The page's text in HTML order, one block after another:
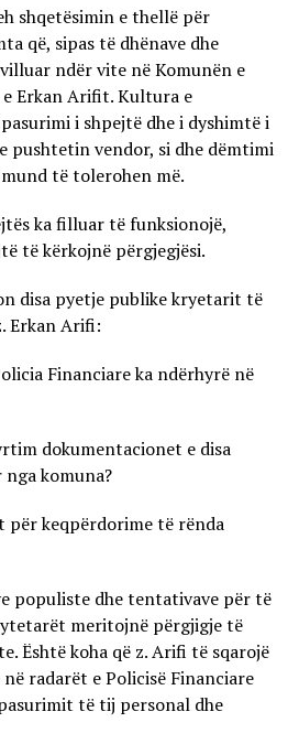
shqetësimin e thellë për
që, sipas të dhënave dhe
ndër vite në Komunën e
Erkan Arifit. Kultura e
i shpejtë dhe i dyshimtë i
pushtetin vendor, si dhe dëmtimi
të tolerohen më.
ka filluar të funksionojë,
të kërkojnë përgjegjësi.
disa pyetje publike kryetarit të
Erkan Arifi:
Financiare ka ndërhyrë në
dokumentacionet e disa
komuna?
për keqpërdorime të rënda
populiste dhe tentativave për të
meritojnë përgjigje të
Është koha që z. Arifi të sqarojë
radarët e Policisë Financiare
të tij personal dhe